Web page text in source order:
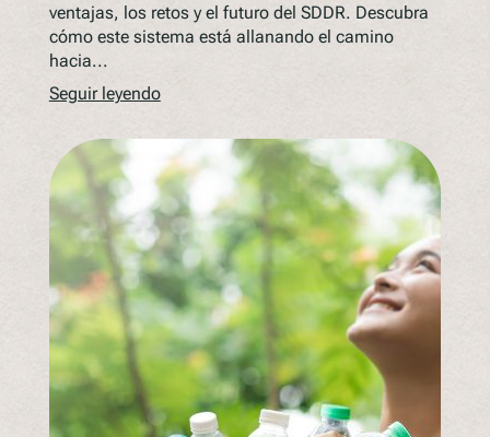
ventajas, los retos y el futuro del SDDR. Descubra
cómo este sistema está allanando el camino
hacia...
Seguir leyendo